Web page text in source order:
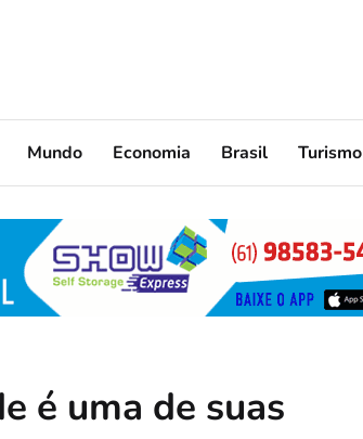
Mundo Economia Brasil Turismo
é uma de suas